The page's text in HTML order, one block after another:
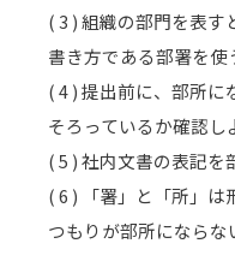
( 3 ) 組織の部門を表す
書き方である部署を使
( 4 ) 提出前に、部所
そろっているか確認し
( 5 ) 社内文書の表記を
( 6 ) 「署」と「所」は
つもりが部所にならな